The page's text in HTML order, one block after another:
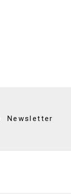
Newsletter